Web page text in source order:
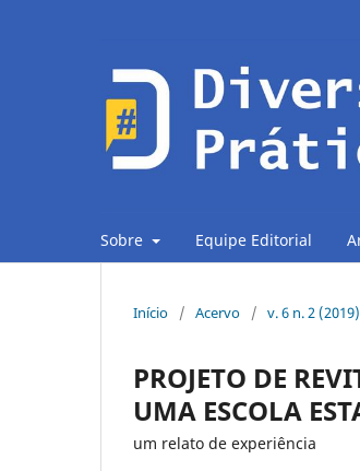
Sobre Equipe Editorial
Início / Acervo / v. 6 n. 2
PROJETO DE
UMA ESCOLA
um relato de experiência